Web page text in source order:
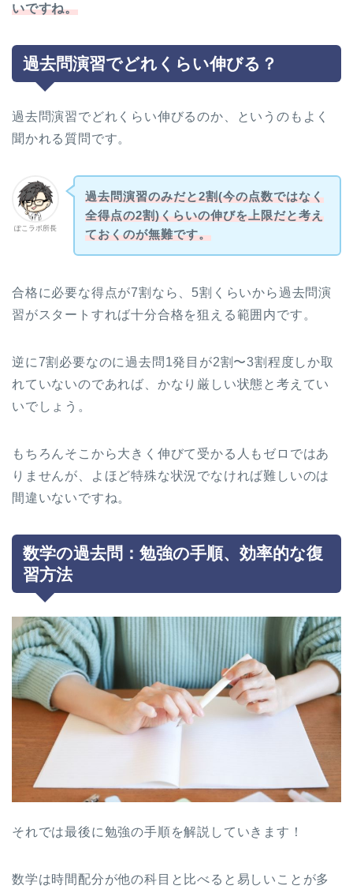
いですね。
過去問演習でどれくらい伸びる？
過去問演習でどれくらい伸びるのか、というのもよく
聞かれる質問です。
ぽこラボ所長
過去問演習のみだと2割(今の点数ではなく
全得点の2割)くらいの伸びを上限だと考え
ておくのが無難です。
合格に必要な得点が7割なら、5割くらいから過去問演
習がスタートすれば十分合格を狙える範囲内です。
逆に7割必要なのに過去問1発目が2割〜3割程度しか取
れていないのであれば、かなり厳しい状態と考えてい
いでしょう。
もちろんそこから大きく伸びて受かる人もゼロではあ
りませんが、よほど特殊な状況でなければ難しいのは
間違いないですね。
数学の過去問：勉強の手順、効率的な復
習方法
それでは最後に勉強の手順を解説していきます！
数学は時間配分が他の科目と比べると易しいことが多